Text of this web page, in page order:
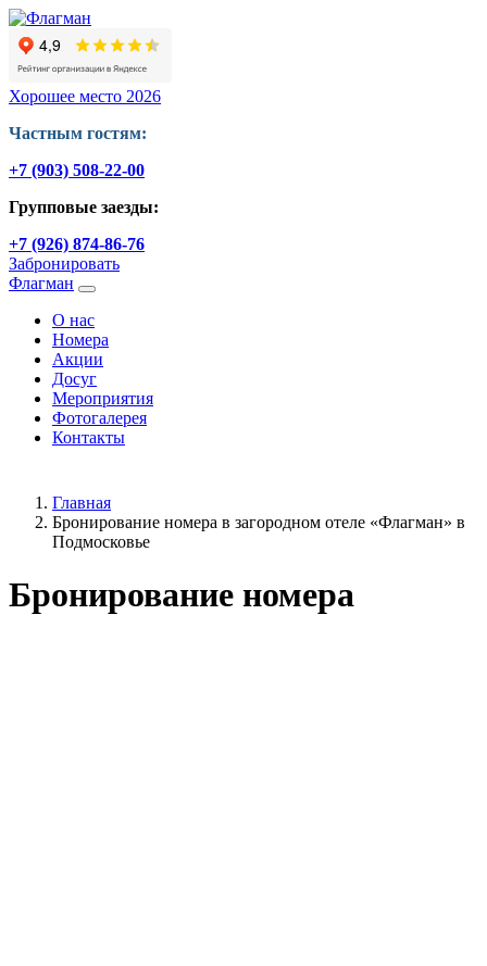
Хорошее место 2026
Частным гостям:
+7 (903) 508-22-00
Групповые заезды:
+7 (926) 874-86-76
Забронировать
Флагман
O нас
Номера
Акции
Досуг
Мероприятия
Фотогалерея
Контакты
Главная
Бронирование номера в загородном отеле «Флагман» в
Подмосковье
Бронирование номера